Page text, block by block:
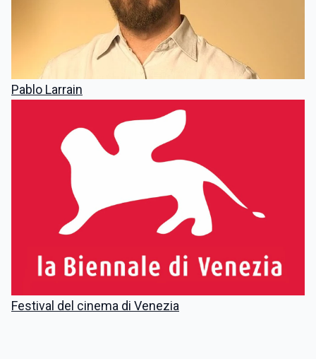
Pablo Larrain
Festival del cinema di Venezia